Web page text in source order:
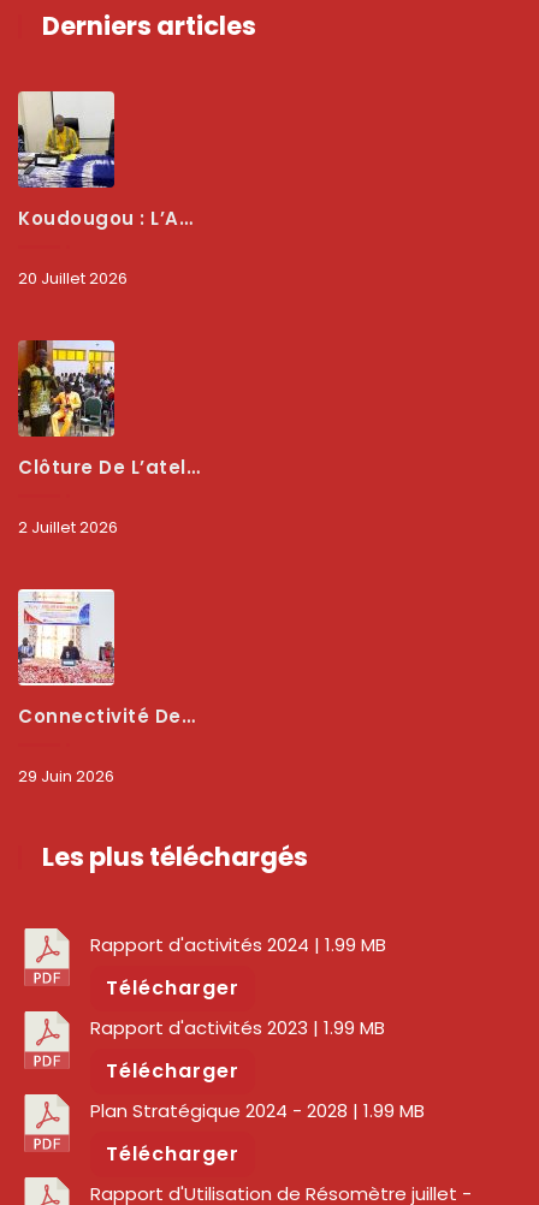
Derniers articles
Koudougou : L’ARCEP Renforce Le Dialogue Avec Les Associations De Consommateurs Pour Mieux Protéger Les Usagers
20 Juillet 2026
Clôture De L’atelier National : L’ARCEP Et Les Collectivités Territoriales Consolident Leur Partenariat Pour Booster La Qualité Des Services Numériques
2 Juillet 2026
Connectivité Des Territoires : L’ARCEP Et Les Collectivités Territoriales Scellent Un Pacte Stratégique À Bobo-Dioulasso Pour Booster La Qualité Des Réseaux
29 Juin 2026
Les plus téléchargés
Rapport d'activités 2024 | 1.99 MB
Télécharger
Rapport d'activités 2023 | 1.99 MB
Télécharger
Plan Stratégique 2024 - 2028 | 1.99 MB
Télécharger
Rapport d'Utilisation de Résomètre juillet -